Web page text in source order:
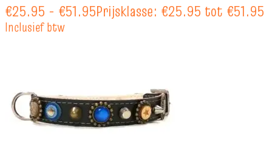
€25.95 - €51.95Prijsklasse: €25.95 tot €51.95
Inclusief btw